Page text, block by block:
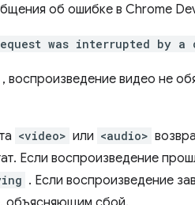
об ошибке в Chrome
was interrupted by
, воспроизведение видео не
<video> или <audio>
Если воспроизведение
. Если воспроизведение